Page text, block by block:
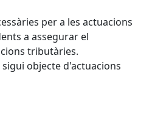
per a les actuacions
a assegurar el
tributàries.
objecte d'actuacions